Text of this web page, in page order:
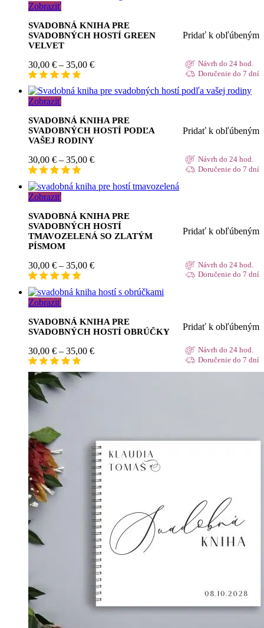
Zobraziť
SVADOBNÁ KNIHA PRE
SVADOBNÝCH HOSTÍ GREEN
VELVET
Pridať k obľúbeným
30,00 € – 35,00 €Price
through
Návrh do 24 hod.
Doručenie do 7 dní
Zobraziť
SVADOBNÁ KNIHA PRE
SVADOBNÝCH HOSTÍ PODĽA
VAŠEJ RODINY
Pridať k obľúbeným
30,00 € – 35,00 €Price
through
Návrh do 24 hod.
Doručenie do 7 dní
Zobraziť
SVADOBNÁ KNIHA PRE
SVADOBNÝCH HOSTÍ
TMAVOZELENÁ SO ZLATÝM
PÍSMOM
Pridať k obľúbeným
30,00 € – 35,00 €Price
30,00 €
through
Návrh do 24 hod.
Doručenie do 7 dní
Zobraziť
SVADOBNÁ KNIHA PRE
SVADOBNÝCH HOSTÍ OBRÚČKY
Pridať k obľúbeným
30,00 € – 35,00 €Price
30,00 €
Návrh do 24 hod.
Doručenie do 7 dní